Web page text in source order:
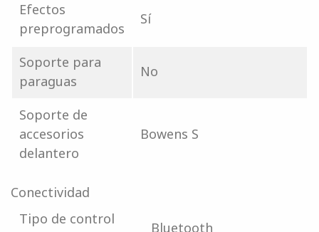
Efectos
preprogramados
Sí
Soporte para
paraguas
No
Soporte de
accesorios
delantero
Bowens S
Conectividad
Tipo de control
Bluetooth